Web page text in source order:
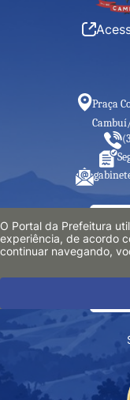
Praça
O Portal da Prefeitura
experiência, de acordo
continuar navegando,